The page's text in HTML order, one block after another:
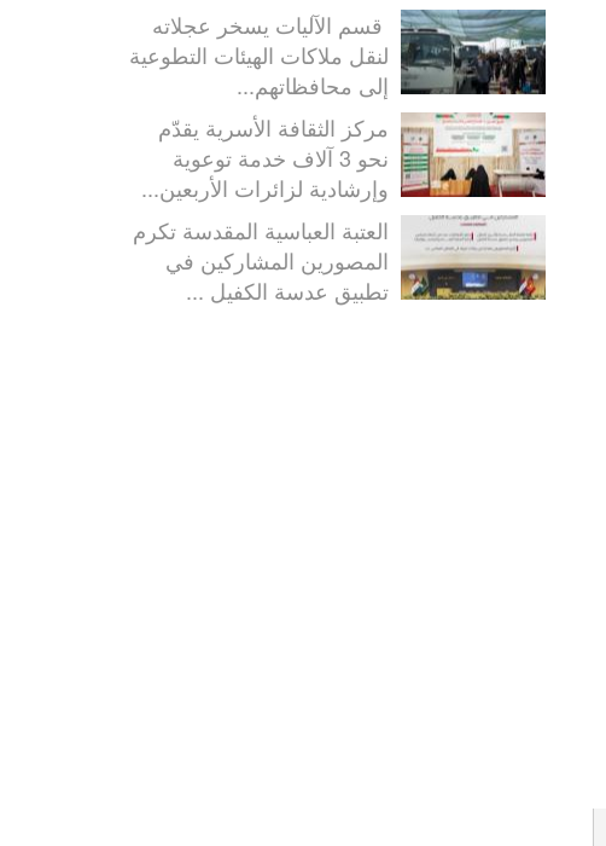
قسم الآليات يسخر عجلاته
لنقل ملاكات الهيئات التطوعية
إلى محافظاتهم...
مركز الثقافة الأسرية يقدّم
نحو 3 آلاف خدمة توعوية
وإرشادية لزائرات الأربعين...
العتبة العباسية المقدسة تكرم
المصورين المشاركين في
تطبيق عدسة الكفيل ...